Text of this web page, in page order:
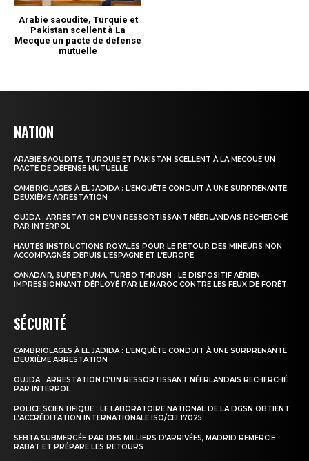
NATION
ARABIE SAOUDITE, TURQUIE ET PAKISTAN SCELLENT À LA MECQUE UN
PACTE DE DÉFENSE MUTUELLE
CAMBRIOLAGES À EL JADIDA : L’ENQUÊTE CONDUIT À UNE SURPRENANTE
DEUXIÈME ARRESTATION
OUJDA : ARRESTATION D’UN RESSORTISSANT NÉERLANDAIS RECHERCHÉ
PAR INTERPOL
HAUTES INSTRUCTIONS ROYALES POUR LE RETOUR DES MINEURS NON
ACCOMPAGNÉS DEPUIS L’ESPAGNE ET L’EUROPE
CANADAIR, SUPER PUMA, TURBO THRUSH : LE DISPOSITIF AÉRIEN
IMPRESSIONNANT DÉPLOYÉ PAR LE MAROC CONTRE LES FEUX DE FORÊT
SÉCURITÉ
CAMBRIOLAGES À EL JADIDA : L’ENQUÊTE CONDUIT À UNE SURPRENANTE
DEUXIÈME ARRESTATION
OUJDA : ARRESTATION D’UN RESSORTISSANT NÉERLANDAIS RECHERCHÉ
PAR INTERPOL
POLICE SCIENTIFIQUE : LE LABORATOIRE NATIONAL DE LA DGSN OBTIENT
L’ACCRÉDITATION INTERNATIONALE ISO/CEI 17025
SEBTA SUBMERGÉE PAR DES MILLIERS D’ARRIVÉES, MADRID REMERCIE
RABAT ET PRÉPARE LES RETOURS